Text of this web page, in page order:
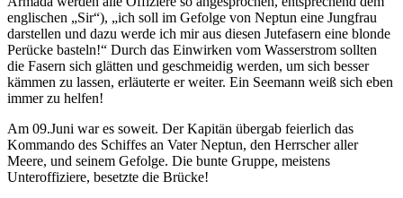
englischen
Sir ),
ich soll im Gefolge von Neptun eine Jungfrau
darstellen und dazu werde ich mir aus diesen Jutefasern eine blonde
Perücke basteln!
Durch das Einwirken vom Wasserstrom sollten
die Fasern sich glätten und geschmeidig werden, um sich besser
kämmen zu lassen, erläuterte er weiter. Ein Seemann weiß sich eben
immer zu helfen!
Am 09.Juni war es soweit. Der Kapitän übergab feierlich das
Kommando des Schiffes an Vater Neptun, den Herrscher aller
Meere, und seinem Gefolge. Die bunte Gruppe, meistens
Unteroffiziere, besetzte die Brücke!